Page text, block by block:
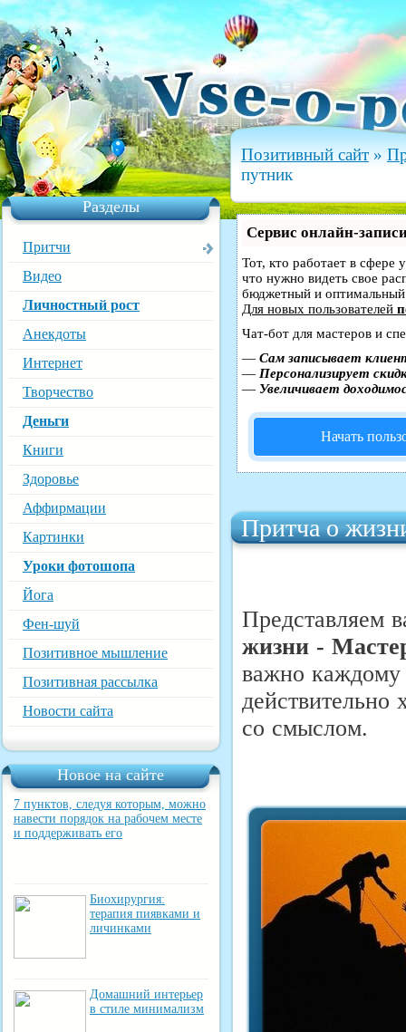
Разделы
Притчи
Видео
Личностный рост
Анекдоты
Интернет
Творчество
Деньги
Книги
Здоровье
Аффирмации
Картинки
Уроки фотошопа
Йога
Фен-шуй
Позитивное мышление
Позитивная рассылка
Новости сайта
Новое на сайте
7 пунктов, следуя которым, можно
навести порядок на рабочем месте
и поддерживать его
Биохирургия:
терапия пиявками и
личинками
Домашний интерьер
в стиле минимализм
Позитивный сайт »
путник
Сервис онлайн-
Тот, кто работает в сфере
что нужно видеть свое
бюджетный и
Для новых пользователей
Чат-бот для мастеров и
— Сам записывает
— Персонализирует
— Увеличивает
Начать
Притча о
Представляем
жизни -
важно каждому
со смыслом.